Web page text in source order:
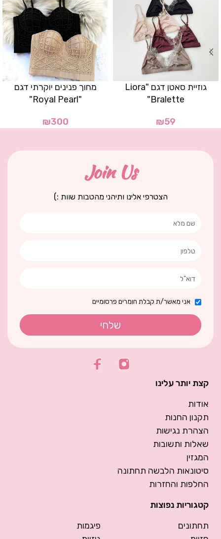
גוזיית סאטן דגם "Liora
Bralette"
₪59
מחוך פנינים יוקרתי דגם
"Royal Pearl"
₪300
Join Us
הצטרפי אלינו ותיהני מהטבות שוות :)
אני מאשר/ת קבלת חומרים פרסומיים
שלחי
קצת יותר עלינו
אודות
תקנון החנות
הצהרת נגישות
שאלות ותשובות
המגזין
סיטונאות הלבשה תחתונה
החלפות והחזרות
קטגוריות נפוצות
תחתונים
פיגמות